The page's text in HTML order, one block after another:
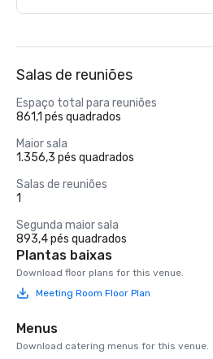
Salas de reuniões
Espaço total para reuniões
861,1 pés quadrados
Maior sala
1.356,3 pés quadrados
Salas de reuniões
1
Segunda maior sala
893,4 pés quadrados
Plantas baixas
Download floor plans for this venue.
Meeting Room Floor Plan
Menus
Download catering menus for this venue.